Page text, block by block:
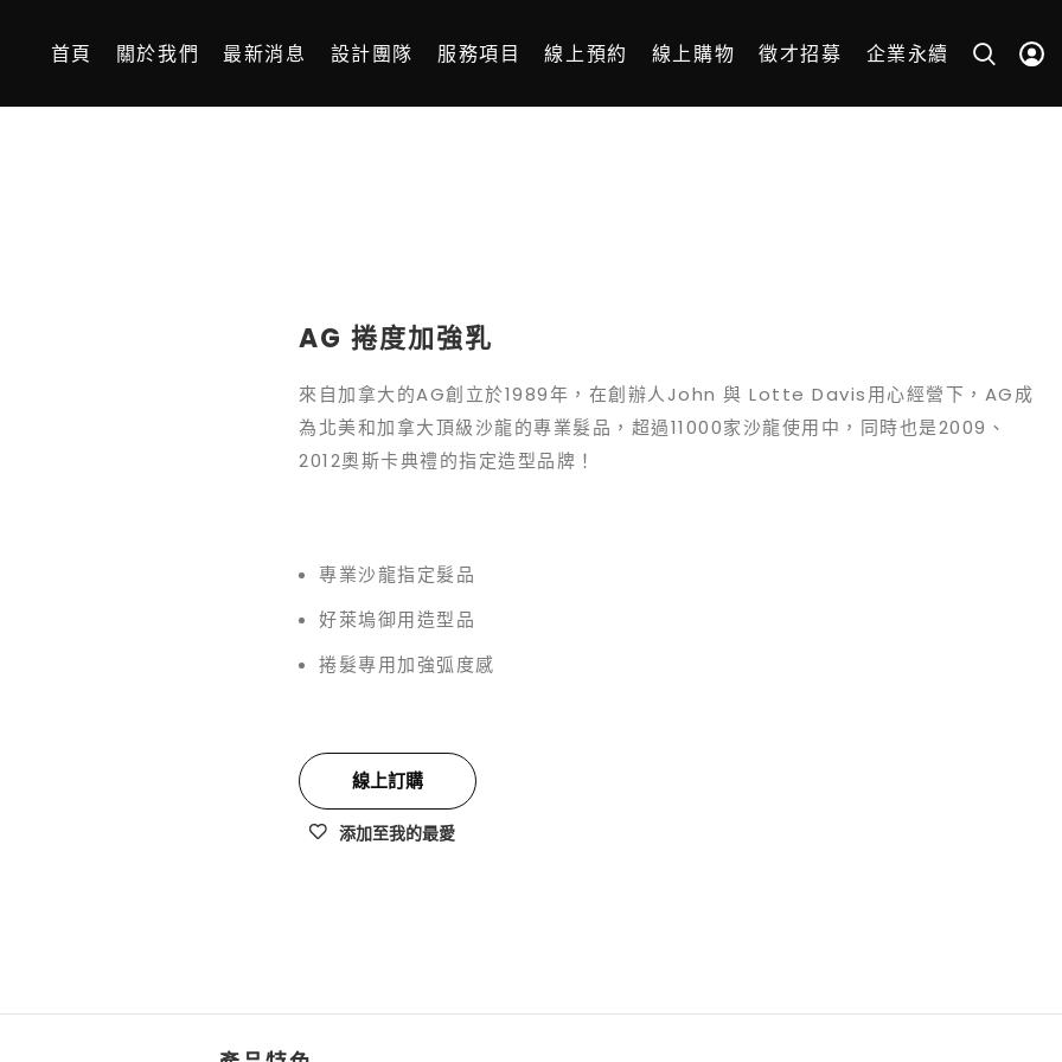
首頁 關於我們 最新消息 設計團隊 服務項目 線上預約 線上購物 徵才招募 企業永續
AG 捲度加強乳
來自加拿大的AG創立於1989年，在創辦人John 與 Lotte Davis用心經營下，AG成
為北美和加拿大頂級沙龍的專業髮品，超過11000家沙龍使用中，同時也是2009、
2012奧斯卡典禮的指定造型品牌！
專業沙龍指定髮品
好萊塢御用造型品
捲髮專用加強弧度感
線上訂購
添加至我的最愛